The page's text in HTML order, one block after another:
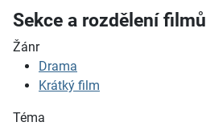
Sekce a rozdělení filmů
Žánr
Drama
Krátký film
Téma